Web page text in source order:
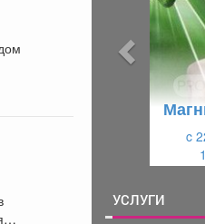
c
УСЛУГИ